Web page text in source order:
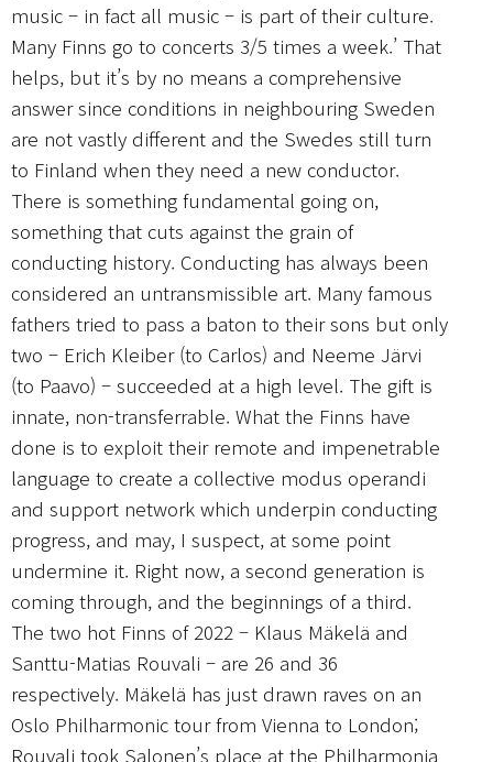
music – in fact all music – is part of their culture.
Many Finns go to concerts 3/5 times a week.’ That
helps, but it’s by no means a comprehensive
answer since conditions in neighbouring Sweden
are not vastly different and the Swedes still turn
to Finland when they need a new conductor.
There is something fundamental going on,
something that cuts against the grain of
conducting history. Conducting has always been
considered an untransmissible art. Many famous
fathers tried to pass a baton to their sons but only
two – Erich Kleiber (to Carlos) and Neeme Järvi
(to Paavo) – succeeded at a high level. The gift is
innate, non-transferrable. What the Finns have
done is to exploit their remote and impenetrable
language to create a collective modus operandi
and support network which underpin conducting
progress, and may, I suspect, at some point
undermine it. Right now, a second generation is
coming through, and the beginnings of a third.
The two hot Finns of 2022 – Klaus Mäkelä and
Santtu-Matias Rouvali – are 26 and 36
respectively. Mäkelä has just drawn raves on an
Oslo Philharmonic tour from Vienna to London;
Rouvali took Salonen’s place at the Philharmonia